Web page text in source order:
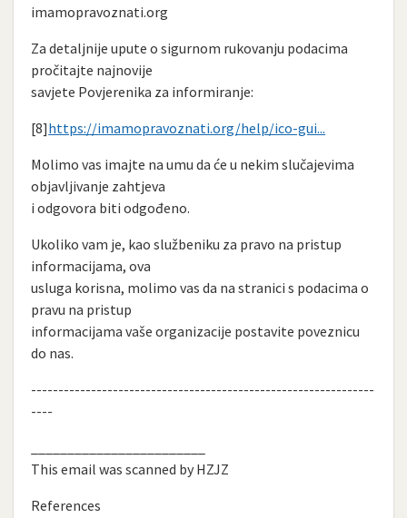
imamopravoznati.org
Za detaljnije upute o sigurnom rukovanju podacima
pročitajte najnovije
savjete Povjerenika za informiranje:
[8]https://imamopravoznati.org/help/ico-gui...
Molimo vas imajte na umu da će u nekim slučajevima
objavljivanje zahtjeva
i odgovora biti odgođeno.
Ukoliko vam je, kao službeniku za pravo na pristup
informacijama, ova
usluga korisna, molimo vas da na stranici s podacima o
pravu na pristup
informacijama vaše organizacije postavite poveznicu
do nas.
---------------------------------------------------------------
----
This email was scanned by HZJZ
References